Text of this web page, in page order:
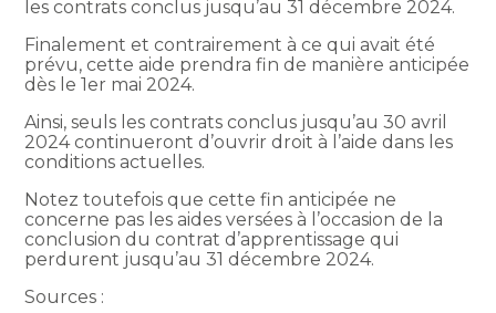
les contrats conclus jusqu’au 31 décembre 2024.
Finalement et contrairement à ce qui avait été
prévu, cette aide prendra fin de manière anticipée
dès le 1er mai 2024.
Ainsi, seuls les contrats conclus jusqu’au 30 avril
2024 continueront d’ouvrir droit à l’aide dans les
conditions actuelles.
Notez toutefois que cette fin anticipée ne
concerne pas les aides versées à l’occasion de la
conclusion du contrat d’apprentissage qui
perdurent jusqu’au 31 décembre 2024.
Sources :